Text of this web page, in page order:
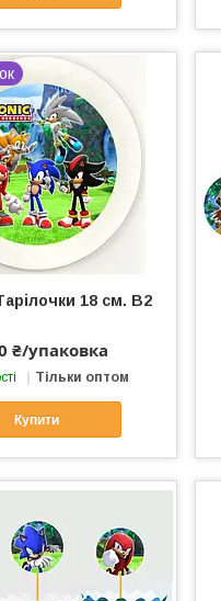
18 см. В2
₴/упаковка
Тільки оптом
Купити